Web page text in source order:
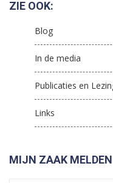
ZIE OOK:
Blog
In de media
Publicaties en
Links
MIJN ZAAK MELDEN